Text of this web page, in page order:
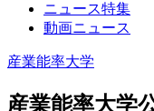
ニュース特集
動画ニュース
産業能率大学
産業能率大学